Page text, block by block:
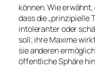
können. Wie
dass die „prinzipielle
intoleranter oder
soll; ihre Maxime
sie anderen
öffentliche Sphäre